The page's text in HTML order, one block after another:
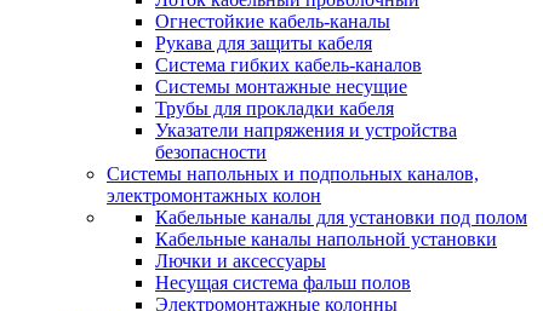
Огнестойкие кабель-каналы
Рукава для защиты кабеля
Система гибких кабель-каналов
Системы монтажные несущие
Трубы для прокладки кабеля
Указатели напряжения и устройства
безопасности
Системы напольных и подпольных каналов,
электромонтажных колон
Кабельные каналы для установки под полом
Кабельные каналы напольной установки
Лючки и аксессуары
Несущая система фальш полов
Электромонтажные колонны